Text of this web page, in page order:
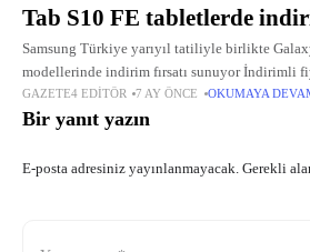
Tab S10 FE tabletlerde
Samsung Türkiye yarıyıl tatiliyle birlikte
modellerinde indirim fırsatı sunuyor İndirimli
S10 FE ve Tab S10 FE+ tabletler, eğlenceden
görevlere
GAZETE4 EDITÖR 7 AY ÖNCE OKUMAYA
Bir yanıt yazın
E-posta adresiniz yayınlanmayacak. Gerekli